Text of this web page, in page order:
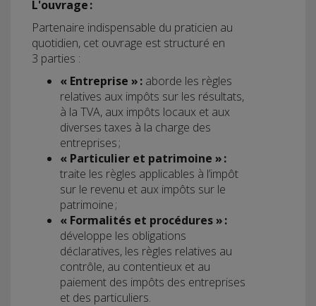
L'ouvrage :
Partenaire indispensable du praticien au
quotidien, cet ouvrage est structuré en
3 parties :
« Entreprise » : aborde les règles
relatives aux impôts sur les résultats,
à la TVA, aux impôts locaux et aux
diverses taxes à la charge des
entreprises ;
« Particulier et patrimoine » :
traite les règles applicables à l’impôt
sur le revenu et aux impôts sur le
patrimoine ;
« Formalités et procédures » :
développe les obligations
déclaratives, les règles relatives au
contrôle, au contentieux et au
paiement des impôts des entreprises
et des particuliers.